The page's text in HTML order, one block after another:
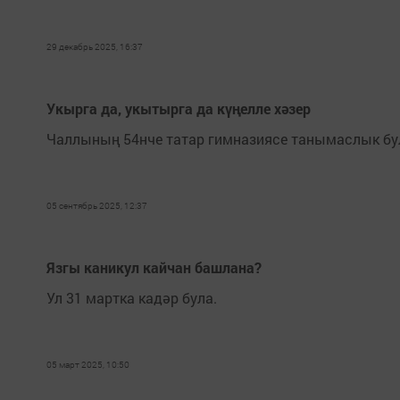
29 декабрь 2025, 16:37
Укырга да, укытырга да күңелле хәзер
Чаллының 54нче татар гимназиясе танымаслык
05 сентябрь 2025, 12:37
Язгы каникул кайчан башлана?
Ул 31 мартка кадәр була.
05 март 2025, 10:50